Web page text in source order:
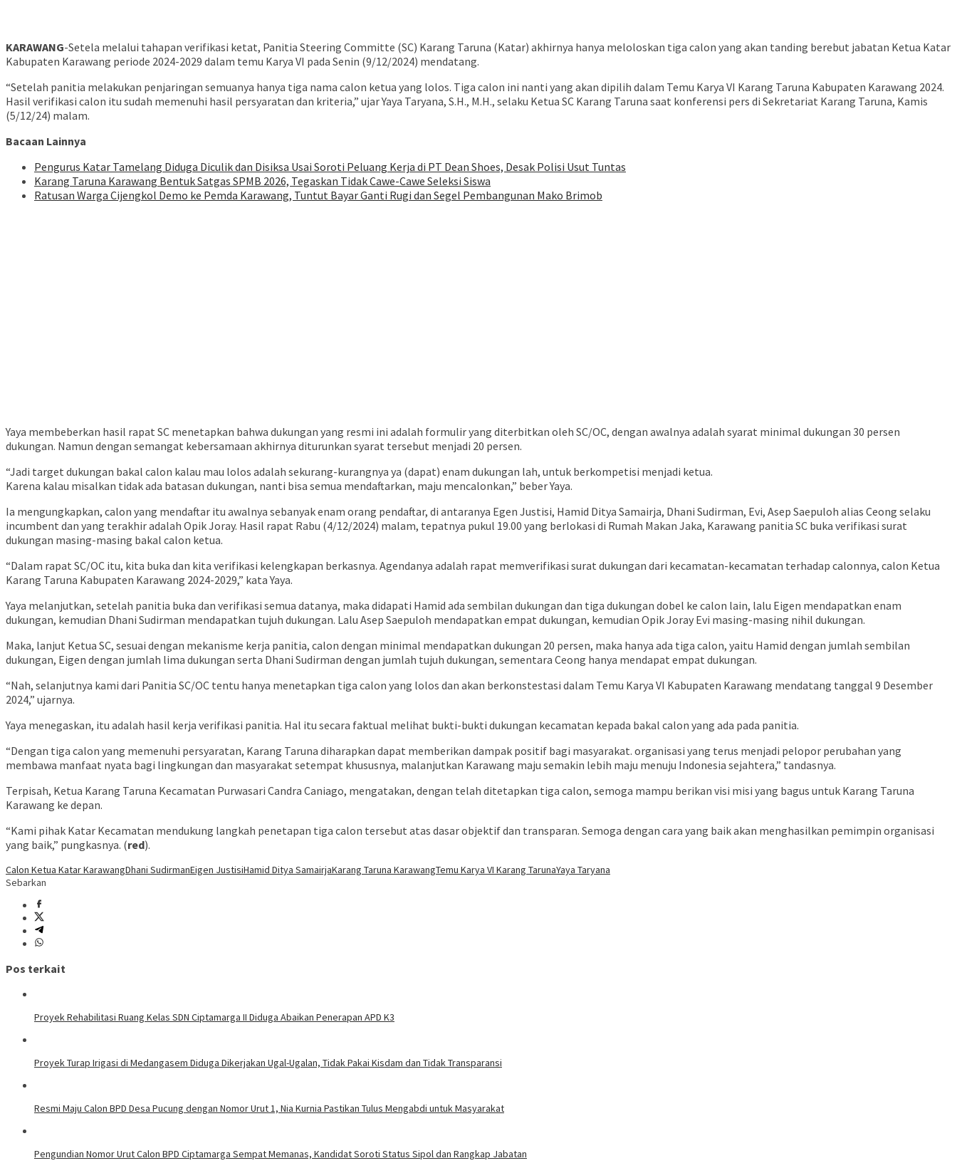
KARAWANG-Setela melalui tahapan verifikasi ketat, Panitia Steering Committe (SC) Karang Taruna (Katar) akhirnya hanya meloloskan tiga calon yang akan tanding berebut jabatan Ketua Katar
Kabupaten Karawang periode 2024-2029 dalam temu Karya VI pada Senin (9/12/2024) mendatang.
“Setelah panitia melakukan penjaringan semuanya hanya tiga nama calon ketua yang lolos. Tiga calon ini nanti yang akan dipilih dalam Temu Karya VI Karang Taruna Kabupaten Karawang 2024.
Hasil verifikasi calon itu sudah memenuhi hasil persyaratan dan kriteria,” ujar Yaya Taryana, S.H., M.H., selaku Ketua SC Karang Taruna saat konferensi pers di Sekretariat Karang Taruna, Kamis
(5/12/24) malam.
Bacaan Lainnya
Pengurus Katar Tamelang Diduga Diculik dan Disiksa Usai Soroti Peluang Kerja di PT Dean Shoes, Desak Polisi Usut Tuntas
Karang Taruna Karawang Bentuk Satgas SPMB 2026, Tegaskan Tidak Cawe-Cawe Seleksi Siswa
Ratusan Warga Cijengkol Demo ke Pemda Karawang, Tuntut Bayar Ganti Rugi dan Segel Pembangunan Mako Brimob
Yaya membeberkan hasil rapat SC menetapkan bahwa dukungan yang resmi ini adalah formulir yang diterbitkan oleh SC/OC, dengan awalnya adalah syarat minimal dukungan 30 persen
dukungan. Namun dengan semangat kebersamaan akhirnya diturunkan syarat tersebut menjadi 20 persen.
“Jadi target dukungan bakal calon kalau mau lolos adalah sekurang-kurangnya ya (dapat) enam dukungan lah, untuk berkompetisi menjadi ketua.
Karena kalau misalkan tidak ada batasan dukungan, nanti bisa semua mendaftarkan, maju mencalonkan,” beber Yaya.
Ia mengungkapkan, calon yang mendaftar itu awalnya sebanyak enam orang pendaftar, di antaranya Egen Justisi, Hamid Ditya Samairja, Dhani Sudirman, Evi, Asep Saepuloh alias Ceong selaku
incumbent dan yang terakhir adalah Opik Joray. Hasil rapat Rabu (4/12/2024) malam, tepatnya pukul 19.00 yang berlokasi di Rumah Makan Jaka, Karawang panitia SC buka verifikasi surat
dukungan masing-masing bakal calon ketua.
“Dalam rapat SC/OC itu, kita buka dan kita verifikasi kelengkapan berkasnya. Agendanya adalah rapat memverifikasi surat dukungan dari kecamatan-kecamatan terhadap calonnya, calon Ketua
Karang Taruna Kabupaten Karawang 2024-2029,” kata Yaya.
Yaya melanjutkan, setelah panitia buka dan verifikasi semua datanya, maka didapati Hamid ada sembilan dukungan dan tiga dukungan dobel ke calon lain, lalu Eigen mendapatkan enam
dukungan, kemudian Dhani Sudirman mendapatkan tujuh dukungan. Lalu Asep Saepuloh mendapatkan empat dukungan, kemudian Opik Joray Evi masing-masing nihil dukungan.
Maka, lanjut Ketua SC, sesuai dengan mekanisme kerja panitia, calon dengan minimal mendapatkan dukungan 20 persen, maka hanya ada tiga calon, yaitu Hamid dengan jumlah sembilan
dukungan, Eigen dengan jumlah lima dukungan serta Dhani Sudirman dengan jumlah tujuh dukungan, sementara Ceong hanya mendapat empat dukungan.
“Nah, selanjutnya kami dari Panitia SC/OC tentu hanya menetapkan tiga calon yang lolos dan akan berkonstestasi dalam Temu Karya VI Kabupaten Karawang mendatang tanggal 9 Desember
2024,” ujarnya.
Yaya menegaskan, itu adalah hasil kerja verifikasi panitia. Hal itu secara faktual melihat bukti-bukti dukungan kecamatan kepada bakal calon yang ada pada panitia.
“Dengan tiga calon yang memenuhi persyaratan, Karang Taruna diharapkan dapat memberikan dampak positif bagi masyarakat. organisasi yang terus menjadi pelopor perubahan yang
membawa manfaat nyata bagi lingkungan dan masyarakat setempat khususnya, malanjutkan Karawang maju semakin lebih maju menuju Indonesia sejahtera,” tandasnya.
Terpisah, Ketua Karang Taruna Kecamatan Purwasari Candra Caniago, mengatakan, dengan telah ditetapkan tiga calon, semoga mampu berikan visi misi yang bagus untuk Karang Taruna
Karawang ke depan.
“Kami pihak Katar Kecamatan mendukung langkah penetapan tiga calon tersebut atas dasar objektif dan transparan. Semoga dengan cara yang baik akan menghasilkan pemimpin organisasi
yang baik,” pungkasnya. (red).
Calon Ketua Katar KarawangDhani SudirmanEigen JustisiHamid Ditya SamairjaKarang Taruna KarawangTemu Karya VI Karang TarunaYaya Taryana
Sebarkan
Pos terkait
Proyek Rehabilitasi Ruang Kelas SDN Ciptamarga II Diduga Abaikan Penerapan APD K3
Proyek Turap Irigasi di Medangasem Diduga Dikerjakan Ugal-Ugalan, Tidak Pakai Kisdam dan Tidak Transparansi
Resmi Maju Calon BPD Desa Pucung dengan Nomor Urut 1, Nia Kurnia Pastikan Tulus Mengabdi untuk Masyarakat
Pengundian Nomor Urut Calon BPD Ciptamarga Sempat Memanas, Kandidat Soroti Status Sipol dan Rangkap Jabatan